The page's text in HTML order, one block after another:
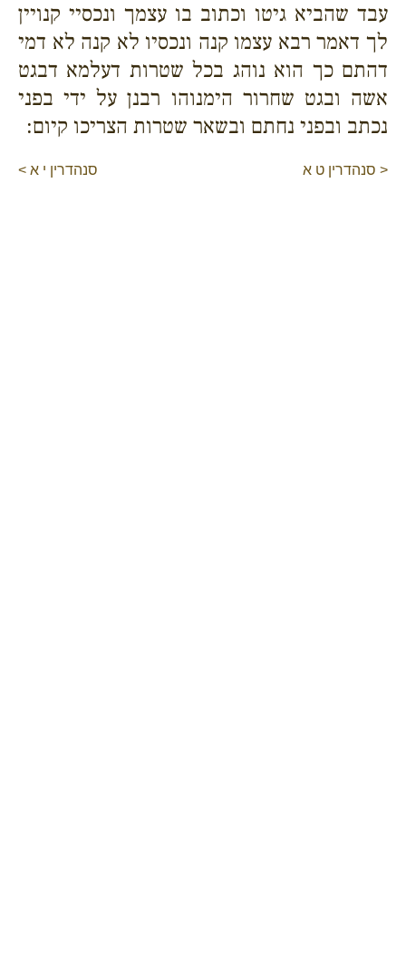
עבד שהביא גיטו וכתוב בו עצמך ונכסיי קנויין
לך דאמר רבא עצמו קנה ונכסיו לא קנה לא דמי
דהתם כך הוא נוהג בכל שטרות דעלמא דבגט
אשה ובגט שחרור הימנוהו רבנן על ידי בפני
נכתב ובפני נחתם ובשאר שטרות הצריכו קיום:
< סנהדרין ט א סנהדרין י א >